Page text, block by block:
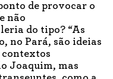
de provocar o
não
do tipo? “As
no Pará, são ideias
Joaquim, mas